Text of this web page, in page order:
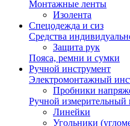
Монтажные ленты
Изолента
Спецодежда и сиз
Средства
Защита рук
Пояса, ремни и сумки
Ручной инструмент
Электромонтажный
Пробники
Ручной измерительный
Линейки
Угольники